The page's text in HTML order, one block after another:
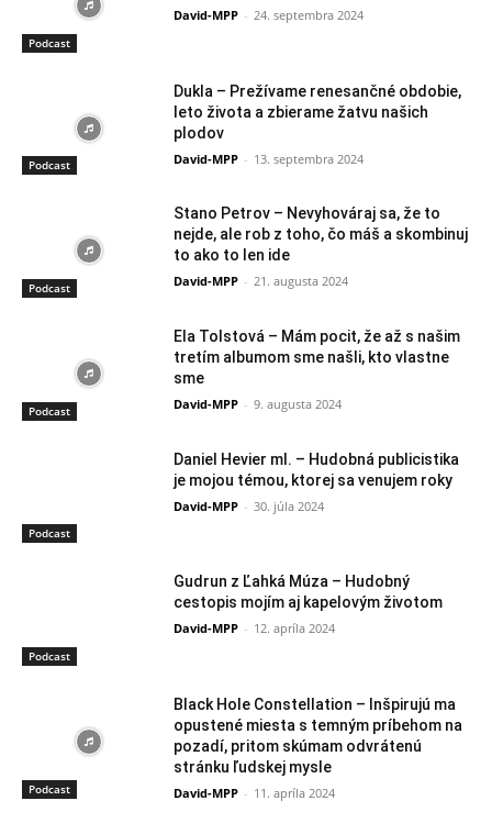
Podcast
David-MPP - 24. septembra 2024
Podcast
Dukla – Prežívame renesančné obdobie,
leto života a zbierame žatvu našich
plodov
David-MPP - 13. septembra 2024
Podcast
Stano Petrov – Nevyhováraj sa, že to
nejde, ale rob z toho, čo máš a skombinuj
to ako to len ide
David-MPP - 21. augusta 2024
Podcast
Ela Tolstová – Mám pocit, že až s našim
tretím albumom sme našli, kto vlastne
sme
David-MPP - 9. augusta 2024
Podcast
Daniel Hevier ml. – Hudobná publicistika
je mojou témou, ktorej sa venujem roky
David-MPP - 30. júla 2024
Podcast
Gudrun z Ľahká Múza – Hudobný
cestopis mojím aj kapelovým životom
David-MPP - 12. apríla 2024
Podcast
Black Hole Constellation – Inšpirujú ma
opustené miesta s temným príbehom na
pozadí, pritom skúmam odvrátenú
stránku ľudskej mysle
David-MPP - 11. apríla 2024